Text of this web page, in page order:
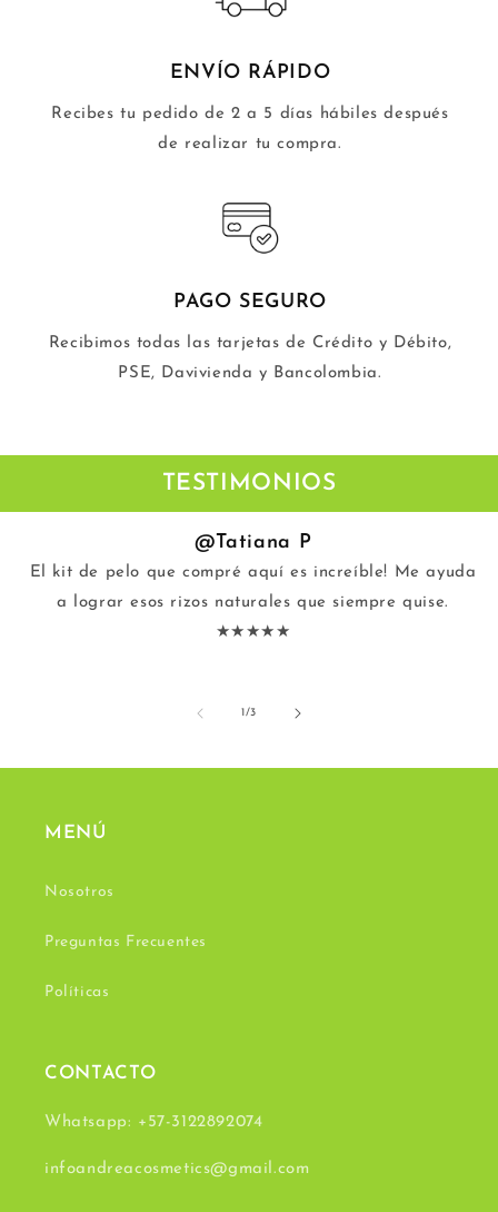
ENVÍO RÁPIDO
Recibes tu pedido de 2 a 5 días hábiles después
de realizar tu compra.
PAGO SEGURO
Recibimos todas las tarjetas de Crédito y Débito,
PSE, Davivienda y Bancolombia.
TESTIMONIOS
@Tatiana P
El kit de pelo que compré aquí es increíble! Me ayuda
a lograr esos rizos naturales que siempre quise.
★★★★★
1/de
3
MENÚ
Nosotros
Preguntas Frecuentes
Políticas
CONTACTO
Whatsapp: +57-3122892074
infoandreacosmetics@gmail.com